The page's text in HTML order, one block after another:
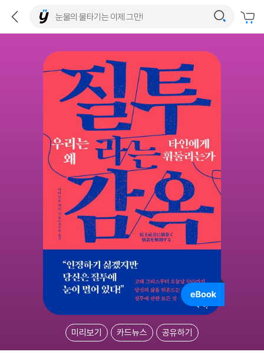
미리보기 카드뉴스 공유하기